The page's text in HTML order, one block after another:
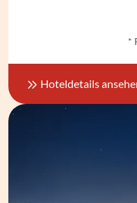
*
Hoteldetails